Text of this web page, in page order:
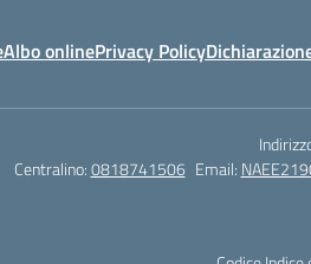
Albo onlinePrivacy Policy
Centralino:0818741506 Email: